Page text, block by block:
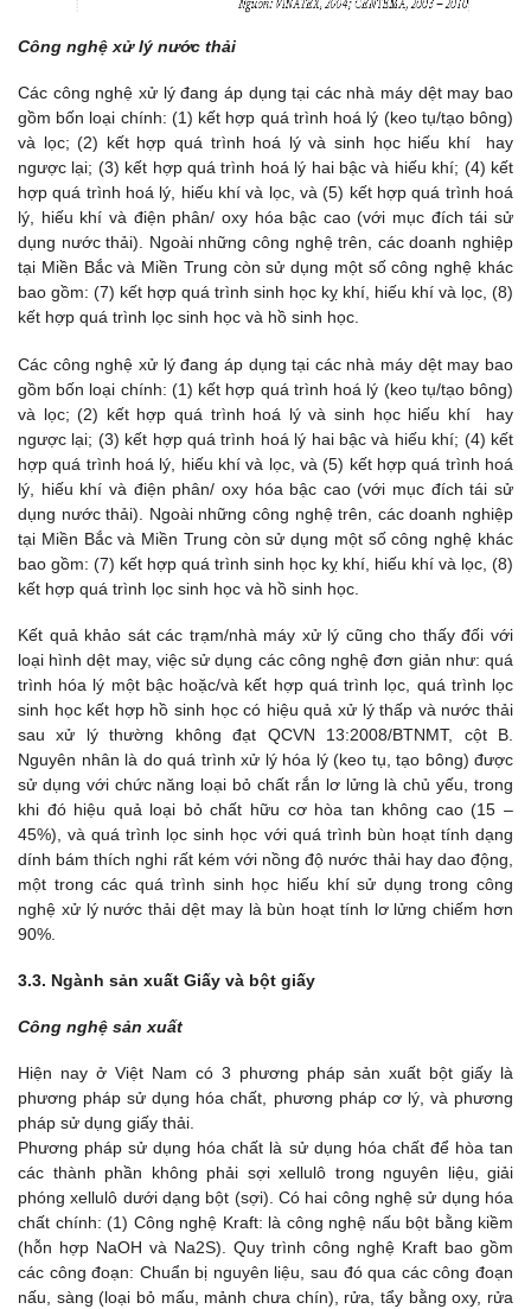
Công nghệ xử lý nước thải
Các công nghệ xử lý đang áp dụng tại các nhà máy dệt may bao
gồm bốn loại chính: (1) kết hợp quá trình hoá lý (keo tụ/tạo bông)
và lọc; (2) kết hợp quá trình hoá lý và sinh học hiếu khí hay
ngược lại; (3) kết hợp quá trình hoá lý hai bậc và hiếu khí; (4) kết
hợp quá trình hoá lý, hiếu khí và lọc, và (5) kết hợp quá trình hoá
lý, hiếu khí và điện phân/ oxy hóa bậc cao (với mục đích tái sử
dụng nước thải). Ngoài những công nghệ trên, các doanh nghiệp
tại Miền Bắc và Miền Trung còn sử dụng một số công nghệ khác
bao gồm: (7) kết hợp quá trình sinh học kỵ khí, hiếu khí và lọc, (8)
kết hợp quá trình lọc sinh học và hồ sinh học.
Các công nghệ xử lý đang áp dụng tại các nhà máy dệt may bao
gồm bốn loại chính: (1) kết hợp quá trình hoá lý (keo tụ/tạo bông)
và lọc; (2) kết hợp quá trình hoá lý và sinh học hiếu khí hay
ngược lại; (3) kết hợp quá trình hoá lý hai bậc và hiếu khí; (4) kết
hợp quá trình hoá lý, hiếu khí và lọc, và (5) kết hợp quá trình hoá
lý, hiếu khí và điện phân/ oxy hóa bậc cao (với mục đích tái sử
dụng nước thải). Ngoài những công nghệ trên, các doanh nghiệp
tại Miền Bắc và Miền Trung còn sử dụng một số công nghệ khác
bao gồm: (7) kết hợp quá trình sinh học kỵ khí, hiếu khí và lọc, (8)
kết hợp quá trình lọc sinh học và hồ sinh học.
Kết quả khảo sát các trạm/nhà máy xử lý cũng cho thấy đối với
loại hình dệt may, việc sử dụng các công nghệ đơn giản như: quá
trình hóa lý một bậc hoặc/và kết hợp quá trình lọc, quá trình lọc
sinh học kết hợp hồ sinh học có hiệu quả xử lý thấp và nước thải
sau xử lý thường không đạt QCVN 13:2008/BTNMT, cột B.
Nguyên nhân là do quá trình xử lý hóa lý (keo tụ, tạo bông) được
sử dụng với chức năng loại bỏ chất rắn lơ lửng là chủ yếu, trong
khi đó hiệu quả loại bỏ chất hữu cơ hòa tan không cao (15 –
45%), và quá trình lọc sinh học với quá trình bùn hoạt tính dạng
dính bám thích nghi rất kém với nồng độ nước thải hay dao động,
một trong các quá trình sinh học hiếu khí sử dụng trong công
nghệ xử lý nước thải dệt may là bùn hoạt tính lơ lửng chiếm hơn
90%.
3.3. Ngành sản xuất Giấy và bột giấy
Công nghệ sản xuất
Hiện nay ở Việt Nam có 3 phương pháp sản xuất bột giấy là
phương pháp sử dụng hóa chất, phương pháp cơ lý, và phương
pháp sử dụng giấy thải.
Phương pháp sử dụng hóa chất là sử dụng hóa chất để hòa tan
các thành phần không phải sợi xellulô trong nguyên liệu, giải
phóng xellulô dưới dạng bột (sợi). Có hai công nghệ sử dụng hóa
chất chính: (1) Công nghệ Kraft: là công nghệ nấu bột bằng kiềm
(hỗn hợp NaOH và Na2S). Quy trình công nghệ Kraft bao gồm
các công đoạn: Chuẩn bị nguyên liệu, sau đó qua các công đoạn
nấu, sàng (loại bỏ mấu, mảnh chưa chín), rửa, tẩy bằng oxy, rửa